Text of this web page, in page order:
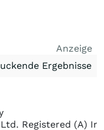
Anzeige
Ergebnisse